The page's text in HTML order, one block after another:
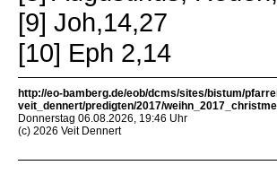
[9] Joh,14,27
[10] Eph 2,14
http://eo-bamberg.de/eob/dcms/sites/bistum/
veit_dennert/predigten/2017/
Donnerstag 06.08.2026, 19:46 Uhr
(c) 2026 Veit Dennert